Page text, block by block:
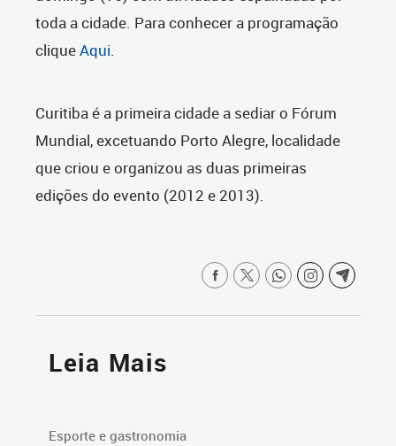
toda a cidade. Para conhecer a programação
cliqueAqui.
Curitiba é a primeira cidade a sediar o Fórum
Mundial, excetuando Porto Alegre, localidade
que criou e organizou as duas primeiras
edições do evento (2012 e 2013).
Leia Mais
Esporte e gastronomia